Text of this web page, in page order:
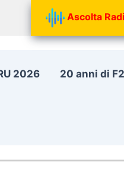
Ascolta
2026 20 anni di